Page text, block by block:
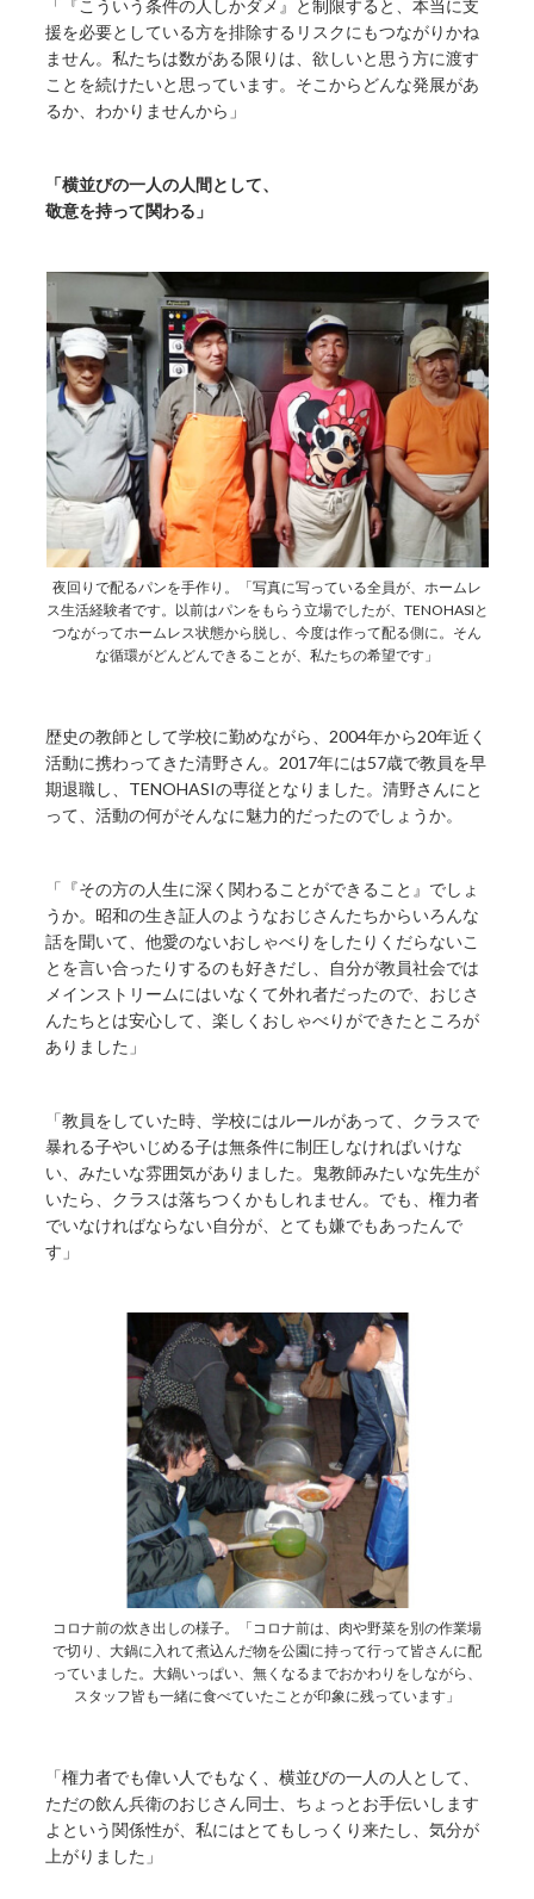
「『こういう条件の人しかダメ』と制限すると、本当に支
援を必要としている方を排除するリスクにもつながりかね
ません。私たちは数がある限りは、欲しいと思う方に渡す
ことを続けたいと思っています。そこからどんな発展があ
るか、わかりませんから」
「横並びの一人の人間として、
敬意を持って関わる」
夜回りで配るパンを手作り。「写真に写っている全員が、ホームレ
ス生活経験者です。以前はパンをもらう立場でしたが、TENOHASIと
つながってホームレス状態から脱し、今度は作って配る側に。そん
な循環がどんどんできることが、私たちの希望です」
歴史の教師として学校に勤めながら、2004年から20年近く
活動に携わってきた清野さん。2017年には57歳で教員を早
期退職し、TENOHASIの専従となりました。清野さんにと
って、活動の何がそんなに魅力的だったのでしょうか。
「『その方の人生に深く関わることができること』でしょ
うか。昭和の生き証人のようなおじさんたちからいろんな
話を聞いて、他愛のないおしゃべりをしたりくだらないこ
とを言い合ったりするのも好きだし、自分が教員社会では
メインストリームにはいなくて外れ者だったので、おじさ
んたちとは安心して、楽しくおしゃべりができたところが
ありました」
「教員をしていた時、学校にはルールがあって、クラスで
暴れる子やいじめる子は無条件に制圧しなければいけな
い、みたいな雰囲気がありました。鬼教師みたいな先生が
いたら、クラスは落ちつくかもしれません。でも、権力者
でいなければならない自分が、とても嫌でもあったんで
す」
コロナ前の炊き出しの様子。「コロナ前は、肉や野菜を別の作業場
で切り、大鍋に入れて煮込んだ物を公園に持って行って皆さんに配
っていました。大鍋いっぱい、無くなるまでおかわりをしながら、
スタッフ皆も一緒に食べていたことが印象に残っています」
「権力者でも偉い人でもなく、横並びの一人の人として、
ただの飲ん兵衛のおじさん同士、ちょっとお手伝いします
よという関係性が、私にはとてもしっくり来たし、気分が
上がりました」